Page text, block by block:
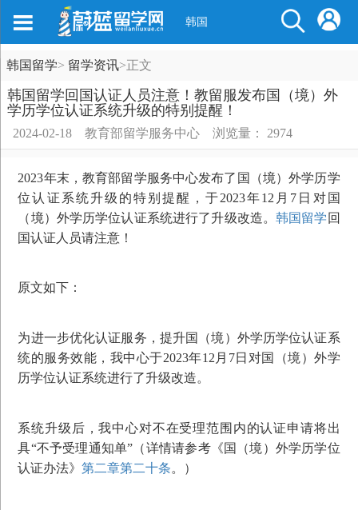
韩国
韩国留学> 留学资讯>正文
韩国留学回国认证人员注意！教留服发布国（境）外
学历学位认证系统升级的特别提醒！
2024-02-18 教育部留学服务中心 浏览量： 2974
2023年末，教育部留学服务中心发布了国（境）外学历学
位认证系统升级的特别提醒，于2023年12月7日对国
（境）外学历学位认证系统进行了升级改造。韩国留学 回
国认证人员请注意！
原文如下：
为进一步优化认证服务，提升国（境）外学历学位认证系
统的服务效能，我中心于2023年12月7日对国（境）外学
历学位认证系统进行了升级改造。
系统升级后，我中心对不在受理范围内的认证申请将出
具“不予受理通知单”（详情请参考《国（境）外学历学位
认证办法》第二章第二十条。）